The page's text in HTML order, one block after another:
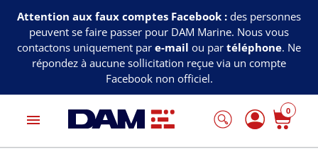
Attention aux faux comptes Facebook : des personnes
peuvent se faire passer pour DAM Marine. Nous vous
contactons uniquement par e-mail ou par téléphone. Ne
répondez à aucune sollicitation reçue via un compte
Facebook non officiel.
menu
0